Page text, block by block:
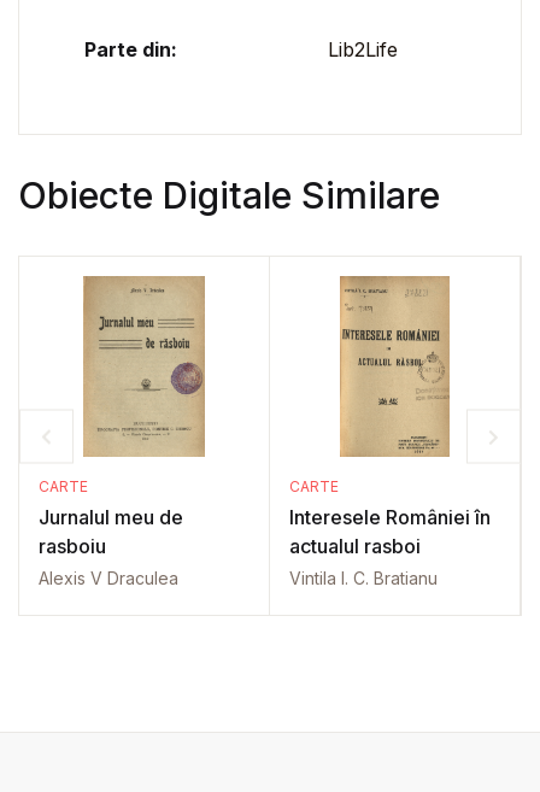
Parte din: Lib2Life
Obiecte Digitale Similare
CARTE
Jurnalul meu de
rasboiu
Alexis V Draculea
CARTE
Interesele României în
actualul rasboi
Vintila I. C. Bratianu